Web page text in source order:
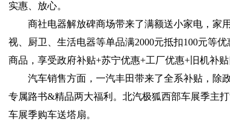
实惠、放心。
商社电器解放碑商场带来了满额送小家电，家
视、厨卫、生活电器等单品满2000元抵扣100元等
商品，享受政府补贴+苏宁优惠+工厂优惠+旧机补贴
汽车销售方面，一汽丰田带来了全系补贴，除
专属路书&精品两大福利。北汽极狐西部车展季主打
车展季购车送塔扇。